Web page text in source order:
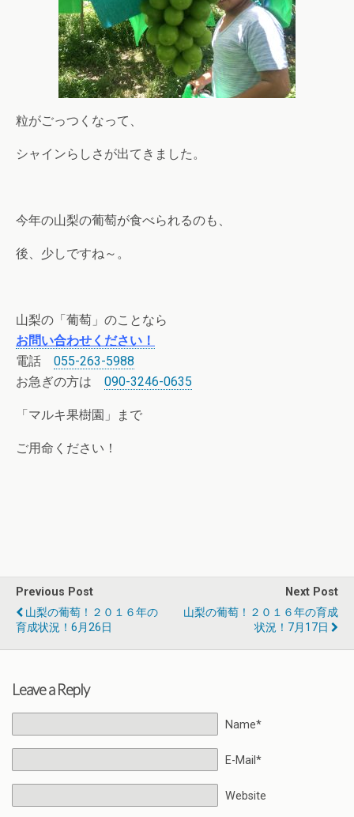
粒がごっつくなって、
シャインらしさが出てきました。
今年の山梨の葡萄が食べられるのも、
後、少しですね～。
山梨の「葡萄」のことなら
お問い合わせください！
電話 055-263-5988
お急ぎの方は 090-3246-0635
「マルキ果樹園」まで
ご用命ください！
Previous Post
山梨の葡萄！２０１６年の
育成状況！6月26日
Next Post
山梨の葡萄！２０１６年の育成
状況！7月17日
Leave a Reply
Name*
E-Mail*
Website